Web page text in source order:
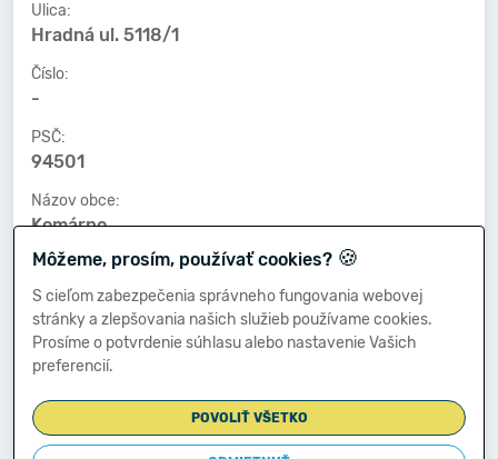
Ulica:
Hradná ul. 5118/1
Číslo:
-
PSČ:
94501
Názov obce:
Komárno
Číslo telefónu:
-
Číslo faxu:
-
-
Môžeme, prosím, používať cookies? 🍪
S cieľom zabezpečenia správneho fungovania webovej
stránky a zlepšovania našich služieb používame cookies.
Prosíme o potvrdenie súhlasu alebo nastavenie Vašich
preferencií.
POVOLIŤ VŠETKO